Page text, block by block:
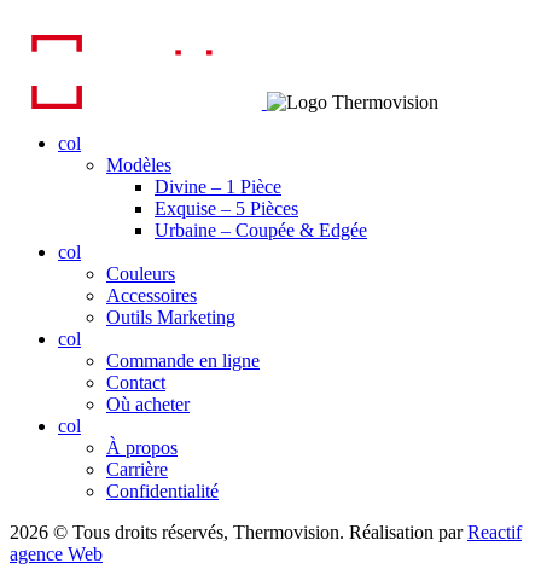
col
Modèles
Divine – 1 Pièce
Exquise – 5 Pièces
Urbaine – Coupée & Edgée
col
Couleurs
Accessoires
Outils Marketing
col
Commande en ligne
Contact
Où acheter
col
À propos
Carrière
Confidentialité
2026 © Tous droits réservés, Thermovision. Réalisation parReactif
agence Web